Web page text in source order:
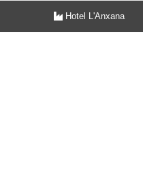
Hotel L'Anxana